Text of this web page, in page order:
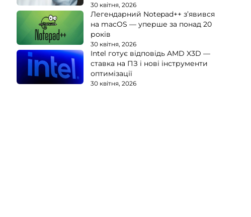
30 квітня, 2026
Легендарний Notepad++ з’явився
на macOS — уперше за понад 20
років
30 квітня, 2026
Intel готує відповідь AMD X3D —
ставка на ПЗ і нові інструменти
оптимізації
30 квітня, 2026